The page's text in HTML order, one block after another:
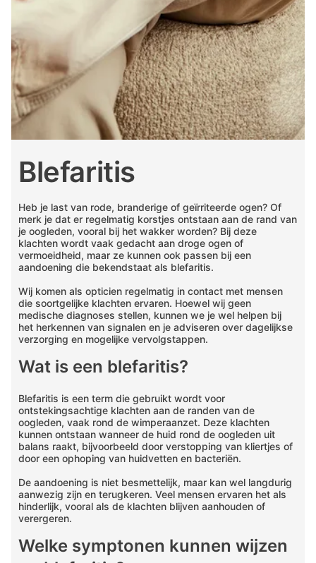
Blefaritis
Heb je last van rode, branderige of geïrriteerde ogen? Of
merk je dat er regelmatig korstjes ontstaan aan de rand van
je oogleden, vooral bij het wakker worden? Bij deze
klachten wordt vaak gedacht aan droge ogen of
vermoeidheid, maar ze kunnen ook passen bij een
aandoening die bekendstaat als blefaritis.
Wij komen als opticien regelmatig in contact met mensen
die soortgelijke klachten ervaren. Hoewel wij geen
medische diagnoses stellen, kunnen we je wel helpen bij
het herkennen van signalen en je adviseren over dagelijkse
verzorging en mogelijke vervolgstappen.
Wat is een blefaritis?
Blefaritis is een term die gebruikt wordt voor
ontstekingsachtige klachten aan de randen van de
oogleden, vaak rond de wimperaanzet. Deze klachten
kunnen ontstaan wanneer de huid rond de oogleden uit
balans raakt, bijvoorbeeld door verstopping van kliertjes of
door een ophoping van huidvetten en bacteriën.
De aandoening is niet besmettelijk, maar kan wel langdurig
aanwezig zijn en terugkeren. Veel mensen ervaren het als
hinderlijk, vooral als de klachten blijven aanhouden of
verergeren.
Welke symptonen kunnen wijzen